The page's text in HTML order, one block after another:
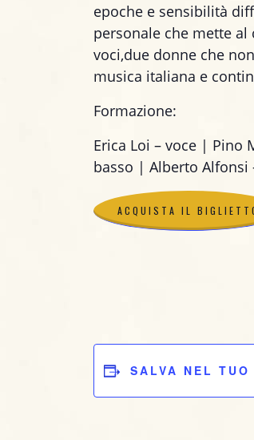
epoche e sensibilità
personale che mette
voci,due donne che
musica italiana e
Formazione:
Erica Loi – voce | Pino
basso | Alberto Alfonsi
ACQUISTA IL
SALVA NEL TUO